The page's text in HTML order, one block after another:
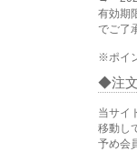
有効期
でご了
※ポイ
注
当サイ
移動し
予め会